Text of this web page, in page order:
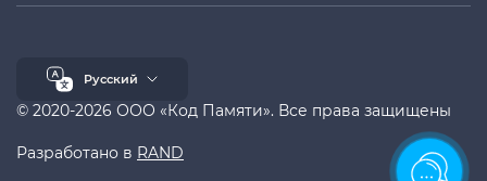
© 2020-2026 ООО «Код Памяти». Все права защищены
Разработано в RAND
Русский